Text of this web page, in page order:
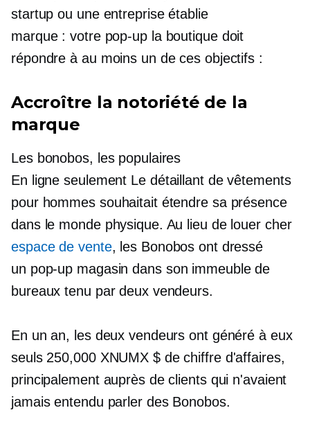
startup ou une entreprise établie
marque : votre pop-upla boutique doit
répondre à au moins un de ces objectifs :
Accroître la notoriété de la
marque
Les bonobos, les populaires
En ligne seulement Le détaillant de vêtements
pour hommes souhaitait étendre sa présence
dans le monde physique. Au lieu de louer cher
espace de vente, les Bonobos ont dressé
un pop-up magasin dans son immeuble de
bureaux tenu par deux vendeurs.
En un an, les deux vendeurs ont généré à eux
seuls 250,000 XNUMX $ de chiffre d'affaires,
principalement auprès de clients qui n'avaient
jamais entendu parler des Bonobos.